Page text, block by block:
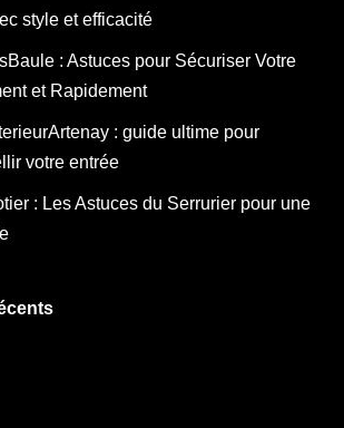
style et efficacité
: Astuces pour Sécuriser Votre
et Rapidement
: guide ultime pour
votre entrée
: Les Astuces du Serrurier pour une